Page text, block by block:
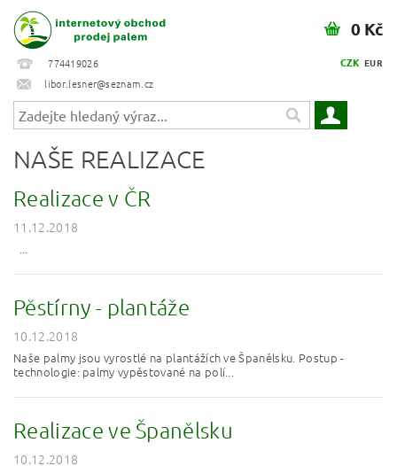
774419026
libor.lesner@seznam.cz
CZK EUR
0 Kč
NAŠE REALIZACE
Realizace v ČR
11.12.2018
...
Pěstírny - plantáže
10.12.2018
Naše palmy jsou vyrostlé na plantážích ve Španělsku. Postup -
technologie: palmy vypěstované na polí...
Realizace ve Španělsku
10.12.2018